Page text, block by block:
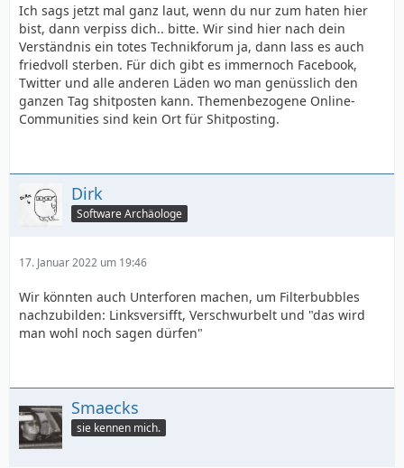
Ich sags jetzt mal ganz laut, wenn du nur zum haten hier
bist, dann verpiss dich.. bitte. Wir sind hier nach dein
Verständnis ein totes Technikforum ja, dann lass es auch
friedvoll sterben. Für dich gibt es immernoch Facebook,
Twitter und alle anderen Läden wo man genüsslich den
ganzen Tag shitposten kann. Themenbezogene Online-
Communities sind kein Ort für Shitposting.
Dirk
Software Archäologe
17. Januar 2022 um 19:46
Wir könnten auch Unterforen machen, um Filterbubbles
nachzubilden: Linksversifft, Verschwurbelt und "das wird
man wohl noch sagen dürfen"
Smaecks
sie kennen mich.